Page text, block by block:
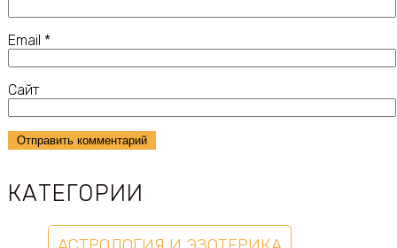
Email *
Сайт
КАТЕГОРИИ